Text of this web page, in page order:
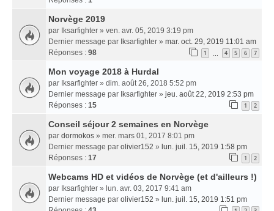
Norvège 2019
par Iksarfighter » ven. avr. 05, 2019 3:19 pm
Dernier message par Iksarfighter » mar. oct. 29, 2019 11:01 am
Réponses : 98 1 … 4 5 6 7
Mon voyage 2018 à Hurdal
par Iksarfighter » dim. août 26, 2018 5:52 pm
Dernier message par Iksarfighter » jeu. août 22, 2019 2:53 pm
Réponses : 15 1 2
Conseil séjour 2 semaines en Norvège
par dormokos » mer. mars 01, 2017 8:01 pm
Dernier message par olivier152 » lun. juil. 15, 2019 1:58 pm
Réponses : 17 1 2
Webcams HD et vidéos de Norvège (et d'ailleurs !)
par Iksarfighter » lun. avr. 03, 2017 9:41 am
Dernier message par olivier152 » lun. juil. 15, 2019 1:51 pm